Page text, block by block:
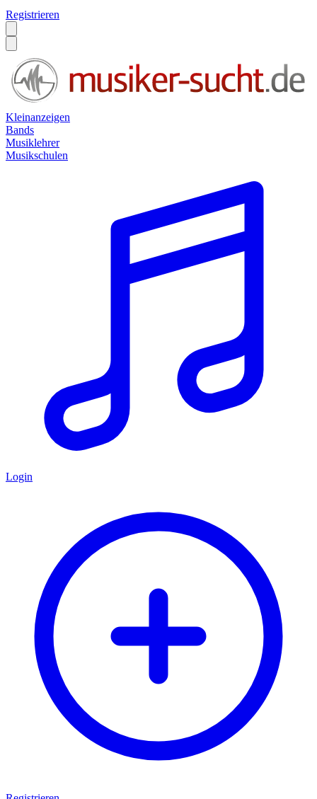
Registrieren
Kleinanzeigen
Bands
Musiklehrer
Musikschulen
Login